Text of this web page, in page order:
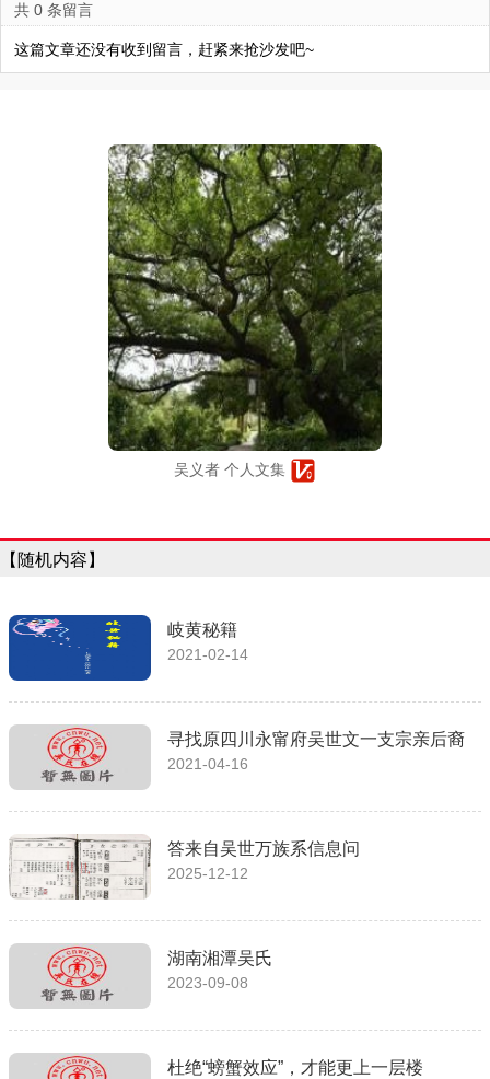
共 0 条留言
这篇文章还没有收到留言，赶紧来抢沙发吧~
吴义者 个人文集
【随机内容】
岐黄秘籍
2021-02-14
寻找原四川永甯府吴世文一支宗亲后裔
2021-04-16
答来自吴世万族系信息问
2025-12-12
湖南湘潭吴氏
2023-09-08
杜绝“螃蟹效应”，才能更上一层楼